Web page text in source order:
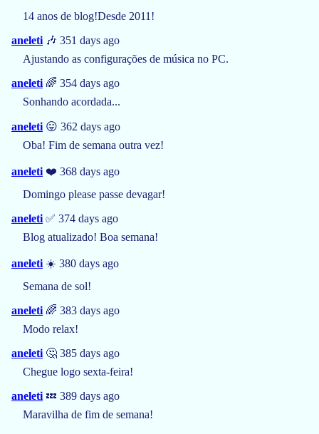
14 anos de blog!Desde 2011!
aneleti 🎶 351 days ago
Ajustando as configurações de música no PC.
aneleti 🌈 354 days ago
Sonhando acordada...
aneleti 😛 362 days ago
Oba! Fim de semana outra vez!
aneleti ❤️ 368 days ago
Domingo please passe devagar!
aneleti ✅ 374 days ago
Blog atualizado! Boa semana!
aneleti ☀️ 380 days ago
Semana de sol!
aneleti 🌈 383 days ago
Modo relax!
aneleti 🤔 385 days ago
Chegue logo sexta-feira!
aneleti 💤 389 days ago
Maravilha de fim de semana!